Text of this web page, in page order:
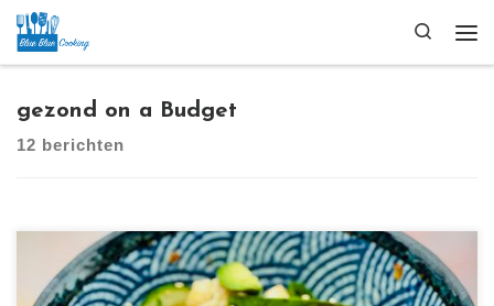
Ga naar inhoud
Search
gezond on a Budget
12 berichten